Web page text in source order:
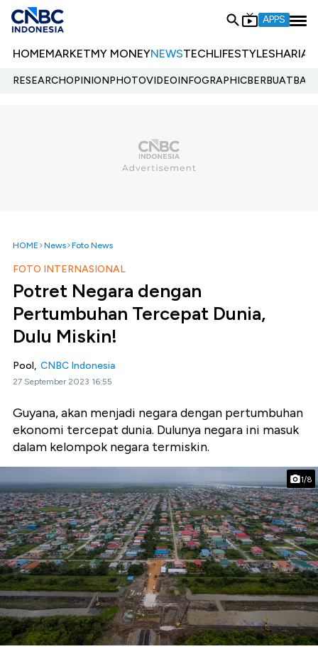
APPS
HOMEMARKETMY MONEYNEWSTECHLIFESTYLESHARIA
RESEARCHOPINIONPHOTOVIDEOINFOGRAPHIC
HOME News Foto News
FOTO INTERNASIONAL
Potret Negara dengan
Pertumbuhan Tercepat Dunia,
Dulu Miskin!
Pool, CNBC Indonesia
27 September 2023 16:55
Guyana, akan menjadi negara dengan pertumbuhan
ekonomi tercepat dunia. Dulunya negara ini masuk
dalam kelompok negara termiskin.
1/8